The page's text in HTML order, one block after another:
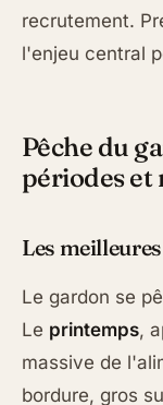
recrutement.
l'enjeu central
Pêche du
périodes et
Les
Le gardon se
Le printemps,
massive de
bordure, gros